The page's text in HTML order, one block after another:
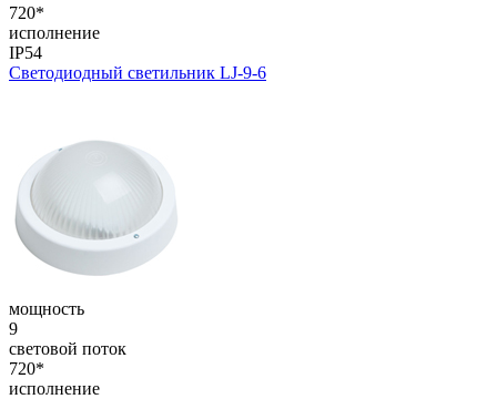
720*
исполнение
IP54
Светодиодный светильник LJ-9-6
мощность
9
световой поток
720*
исполнение